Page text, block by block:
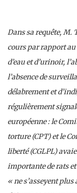
Dans sa requête, M.
cours par rapport au
d’eau et d’urinoir,
l’absence de
délabrement et
régulièrement
européenne : le
torture (CPT) et le
liberté (CGLPL)
importante de rats
« ne s’asseyent